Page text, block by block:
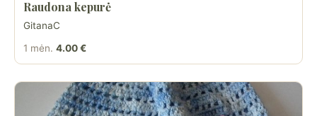
Raudona kepurė
GitanaC
1 mėn. 4.00 €